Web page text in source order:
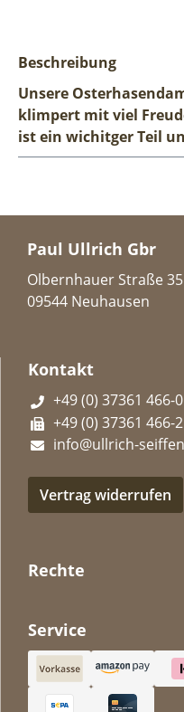
Beschreibung
Unsere
klimpert mit viel
ist ein wichitger Teil
Paul Ullrich Gbr
Olbernhauer Straße 35
09544 Neuhausen
Kontakt
+49 (0) 37361 466-0
+49 (0) 37361 466-
info@ullrich-
Vertrag widerrufen
Rechte
Service